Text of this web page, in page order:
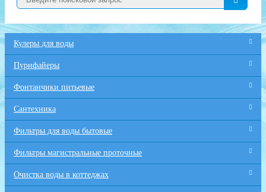
Кулеры для воды
Пурифайеры
Фонтанчики питьевые
Сантехника
Фильтры для воды бытовые
Фильтры магистральные проточные
Очистка воды в коттеджах